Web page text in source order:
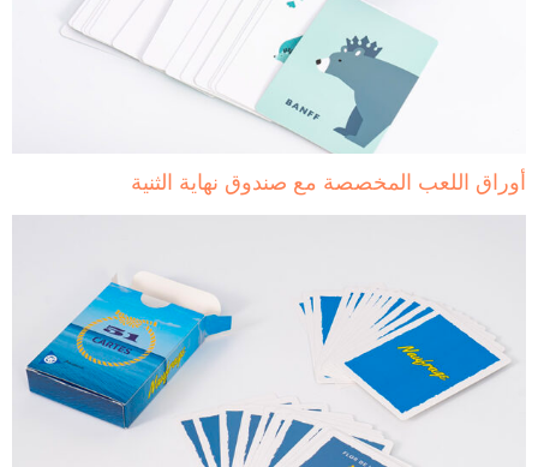
اللعب المخصصة مع صندوق نهاية الثنية